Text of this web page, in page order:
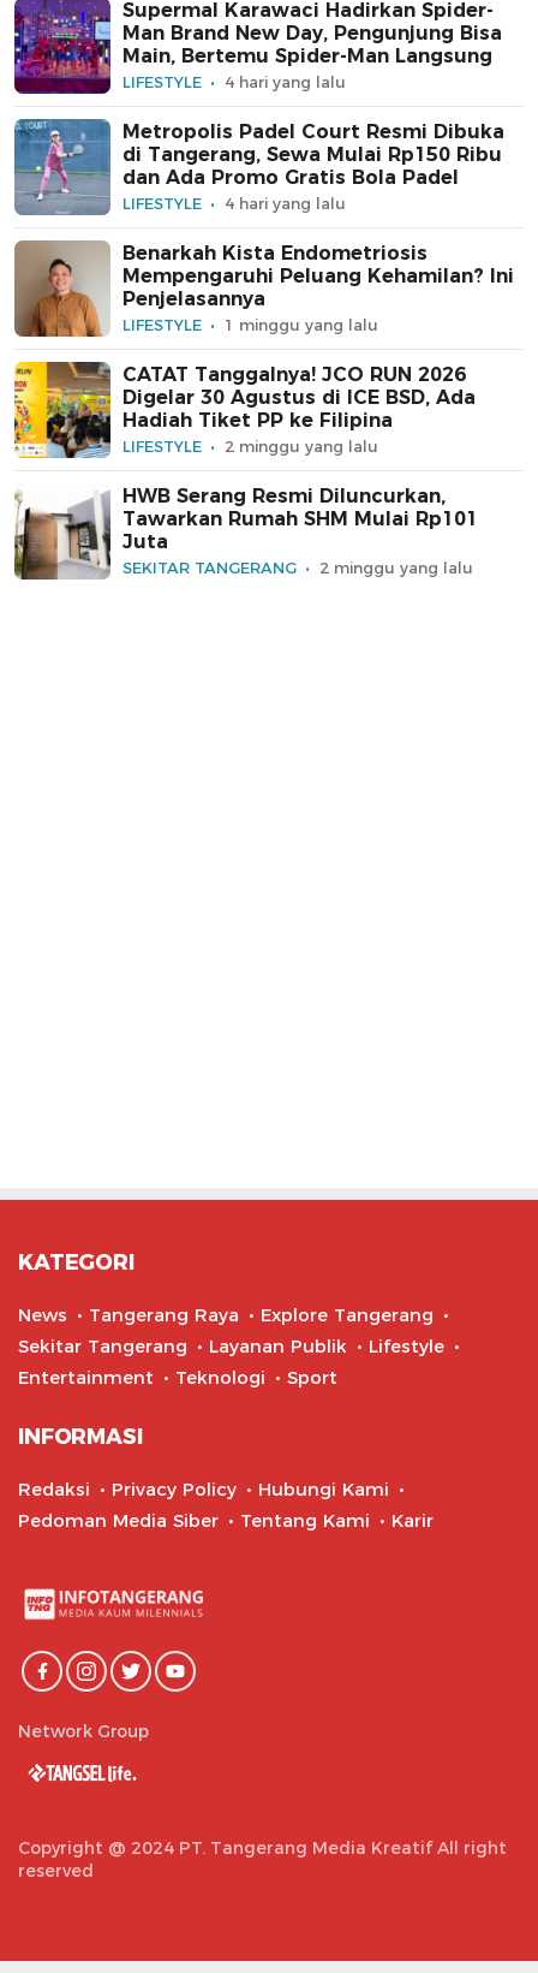
Supermal Karawaci Hadirkan Spider-
Man Brand New Day, Pengunjung Bisa
Main, Bertemu Spider-Man Langsung
LIFESTYLE 4 hari yang lalu
Metropolis Padel Court Resmi Dibuka
di Tangerang, Sewa Mulai Rp150 Ribu
dan Ada Promo Gratis Bola Padel
LIFESTYLE 4 hari yang lalu
Benarkah Kista Endometriosis
Mempengaruhi Peluang Kehamilan? Ini
Penjelasannya
LIFESTYLE 1 minggu yang lalu
CATAT Tanggalnya! JCO RUN 2026
Digelar 30 Agustus di ICE BSD, Ada
Hadiah Tiket PP ke Filipina
LIFESTYLE 2 minggu yang lalu
HWB Serang Resmi Diluncurkan,
Tawarkan Rumah SHM Mulai Rp101
Juta
SEKITAR TANGERANG 2 minggu yang lalu
KATEGORI
News Tangerang Raya
Explore Tangerang
Sekitar Tangerang
Layanan Publik
Lifestyle
Entertainment
Teknologi Sport
INFORMASI
Redaksi Privacy Policy
Hubungi Kami
Pedoman Media Siber
Tentang Kami Karir
Network Group
Copyright @ 2024 PT. Tangerang Media Kreatif All right
reserved